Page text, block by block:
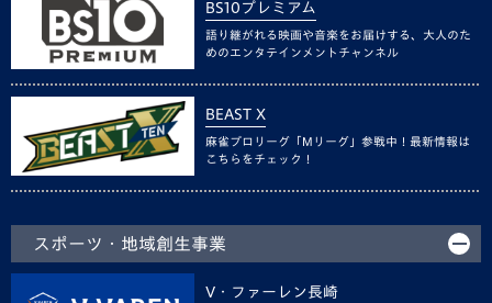
BS10プレミアム
語り継がれる映画や音楽をお届けする、大人のた
めのエンタテインメントチャンネル
BEAST X
麻雀プロリーグ「Mリーグ」参戦中！最新情報は
こちらをチェック！
スポーツ・地域創生事業
V・ファーレン長崎